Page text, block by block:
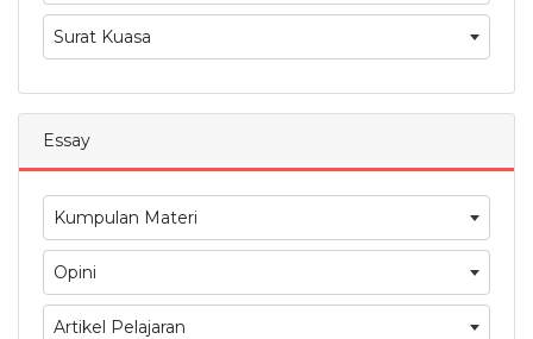
Surat Kuasa
Essay
Kumpulan Materi
Opini
Artikel Pelajaran